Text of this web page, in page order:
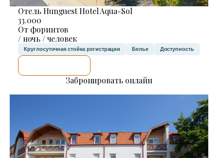
Отель Hunguest Hotel Aqua-Sol
33.000
От форинтов
/ ночь / человек
Круглосуточная стойка регистрации Белье Доступность
Забронировать онлайн